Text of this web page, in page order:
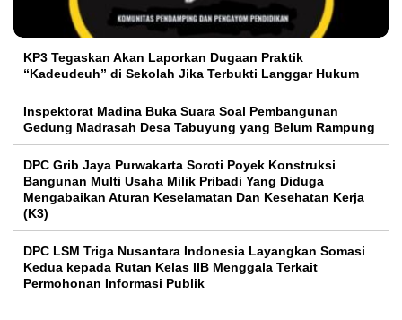
KP3 Tegaskan Akan Laporkan Dugaan Praktik
“Kadeudeuh” di Sekolah Jika Terbukti Langgar Hukum
Inspektorat Madina Buka Suara Soal Pembangunan
Gedung Madrasah Desa Tabuyung yang Belum Rampung
DPC Grib Jaya Purwakarta Soroti Poyek Konstruksi
Bangunan Multi Usaha Milik Pribadi Yang Diduga
Mengabaikan Aturan Keselamatan Dan Kesehatan Kerja
(K3)
DPC LSM Triga Nusantara Indonesia Layangkan Somasi
Kedua kepada Rutan Kelas IIB Menggala Terkait
Permohonan Informasi Publik